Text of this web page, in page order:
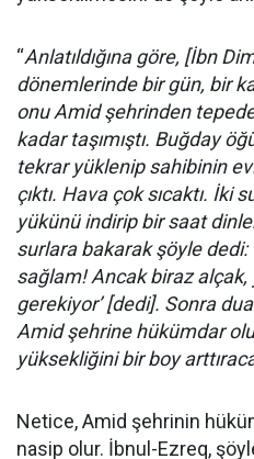
“Anlatıldığına göre, [İbn
dönemlerinde bir gün, bir
onu Amid şehrinden
kadar taşımıştı. Buğday
tekrar yüklenip sahibinin
çıktı. Hava çok sıcaktı. İki
yükünü indirip bir saat
surlara bakarak şöyle dedi:
sağlam! Ancak biraz alçak,
gerekiyor’ [dedi]. Sonra dua
Amid şehrine hükümdar
yüksekliğini bir boy
Netice, Amid şehrinin
nasip olur. İbnul-Ezreq,